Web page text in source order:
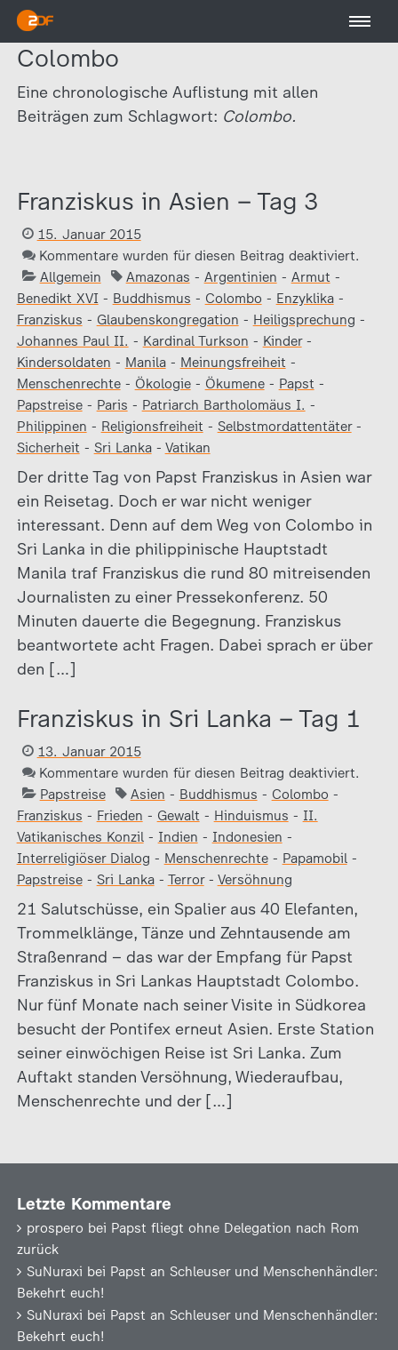
Colombo
Eine chronologische Auflistung mit allen
Beiträgen zum Schlagwort: Colombo.
Franziskus in Asien – Tag 3
15. Januar 2015
Kommentare wurden für diesen Beitrag deaktiviert.
Allgemein
Amazonas - Argentinien - Armut -
Benedikt XVI - Buddhismus - Colombo - Enzyklika-
Franziskus - Glaubenskongregation - Heiligsprechung -
Johannes Paul II. - Kardinal Turkson - Kinder-
Kindersoldaten - Manila- Meinungsfreiheit -
Menschenrechte- Ökologie- Ökumene- Papst -
Papstreise- Paris - Patriarch Bartholomäus I. -
Philippinen - Religionsfreiheit - Selbstmordattentäter-
Sicherheit - Sri Lanka- Vatikan
Der dritte Tag von Papst Franziskus in Asien war
ein Reisetag. Doch er war nicht weniger
interessant. Denn auf dem Weg von Colombo in
Sri Lanka in die philippinische Hauptstadt
Manila traf Franziskus die rund 80 mitreisenden
Journalisten zu einer Pressekonferenz. 50
Minuten dauerte die Begegnung. Franziskus
beantwortete acht Fragen. Dabei sprach er über
den […]
Franziskus in Sri Lanka – Tag 1
13. Januar 2015
Kommentare wurden für diesen Beitrag deaktiviert.
Papstreise
Asien - Buddhismus - Colombo -
Franziskus - Frieden - Gewalt - Hinduismus - II.
Vatikanisches Konzil- Indien - Indonesien -
Interreligiöser Dialog - Menschenrechte- Papamobil-
Papstreise- Sri Lanka- Terror- Versöhnung
21 Salutschüsse, ein Spalier aus 40 Elefanten,
Trommelklänge, Tänze und Zehntausende am
Straßenrand – das war der Empfang für Papst
Franziskus in Sri Lankas Hauptstadt Colombo.
Nur fünf Monate nach seiner Visite in Südkorea
besucht der Pontifex erneut Asien. Erste Station
seiner einwöchigen Reise ist Sri Lanka. Zum
Auftakt standen Versöhnung, Wiederaufbau,
Menschenrechte und der […]
Letzte Kommentare
prospero bei Papst fliegt ohne Delegation nach Rom
zurück
SuNuraxi bei Papst an Schleuser und Menschenhändler:
Bekehrt euch!
SuNuraxi bei Papst an Schleuser und Menschenhändler:
Bekehrt euch!